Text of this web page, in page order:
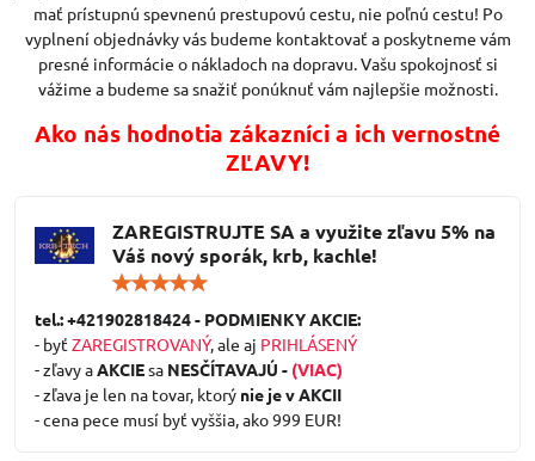
mať prístupnú spevnenú prestupovú cestu, nie poľnú cestu! Po
vyplnení objednávky vás budeme kontaktovať a poskytneme vám
presné informácie o nákladoch na dopravu. Vašu spokojnosť si
vážime a budeme sa snažiť ponúknuť vám najlepšie možnosti.
Ako nás hodnotia zákazníci a ich vernostné
ZĽAVY!
ZAREGISTRUJTE SA a využite zľavu 5% na
Váš nový sporák, krb, kachle!
/
5
tel.: +421902818424 - PODMIENKY AKCIE:
- byť ZAREGISTROVANÝ, ale aj PRIHLÁSENÝ
- zľavy aAKCIEsa NESČÍTAVAJÚ - (VIAC)
- zľava je len na tovar, ktorý nie je v AKCII
- cena pece musí byť vyššia, ako 999 EUR!